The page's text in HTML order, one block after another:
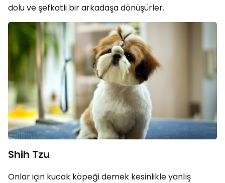
dolu ve şefkatli bir arkadaşa dönüşürler.
Shih Tzu
Onlar için kucak köpeği demek kesinlikle yanlış